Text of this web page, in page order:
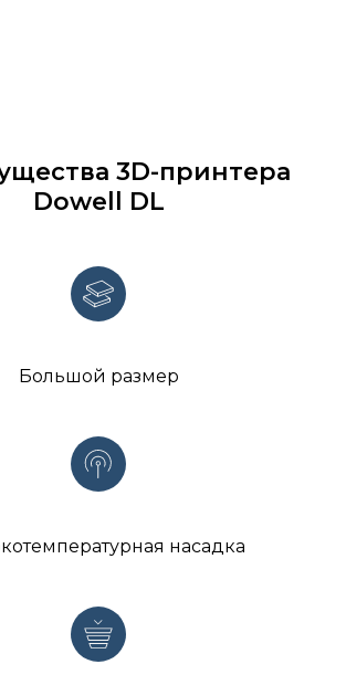
3D-принтера
Dowell DL
Большой размер
насадка